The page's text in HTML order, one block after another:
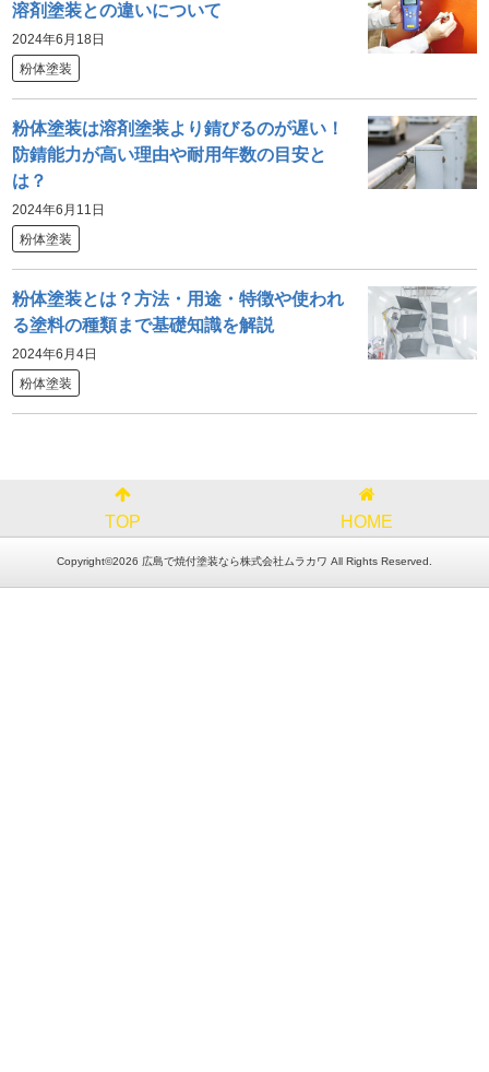
溶剤塗装との違いについて
2024年6月18日
粉体塗装
粉体塗装は溶剤塗装より錆びるのが遅い！
防錆能力が高い理由や耐用年数の目安と
は？
2024年6月11日
粉体塗装
粉体塗装とは？方法・用途・特徴や使われ
る塗料の種類まで基礎知識を解説
2024年6月4日
粉体塗装
TOP HOME
Copyright©2026 広島で焼付塗装なら株式会社ムラカワ All Rights Reserved.